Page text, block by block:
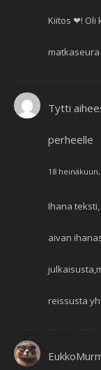
Kiitos ❤! Oli
matkaseura
Tytti
perheelle
18 heinäkuun,
Ihana
aivan
reissusta